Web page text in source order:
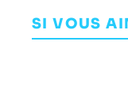
SI VOUS
AVENTURE